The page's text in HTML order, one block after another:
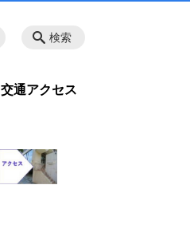
交通アクセス
検索